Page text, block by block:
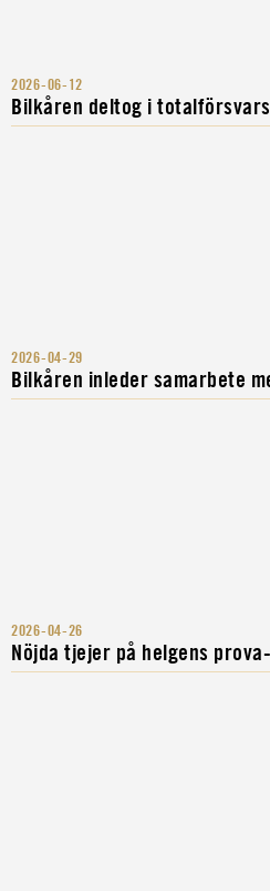
2026-06-12
Bilkåren deltog i
2026-04-29
Bilkåren inleder samarbete
2026-04-26
Nöjda tjejer på helgens